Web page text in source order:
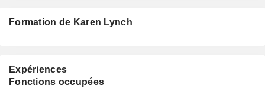
Formation de Karen Lynch
Expériences
Fonctions occupées